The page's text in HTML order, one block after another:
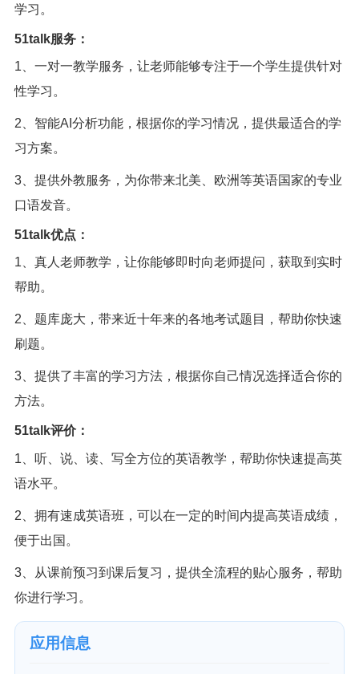
学习。
51talk服务：
1、一对一教学服务，让老师能够专注于一个学生提供针对
性学习。
2、智能AI分析功能，根据你的学习情况，提供最适合的学
习方案。
3、提供外教服务，为你带来北美、欧洲等英语国家的专业
口语发音。
51talk优点：
1、真人老师教学，让你能够即时向老师提问，获取到实时
帮助。
2、题库庞大，带来近十年来的各地考试题目，帮助你快速
刷题。
3、提供了丰富的学习方法，根据你自己情况选择适合你的
方法。
51talk评价：
1、听、说、读、写全方位的英语教学，帮助你快速提高英
语水平。
2、拥有速成英语班，可以在一定的时间内提高英语成绩，
便于出国。
3、从课前预习到课后复习，提供全流程的贴心服务，帮助
你进行学习。
应用信息